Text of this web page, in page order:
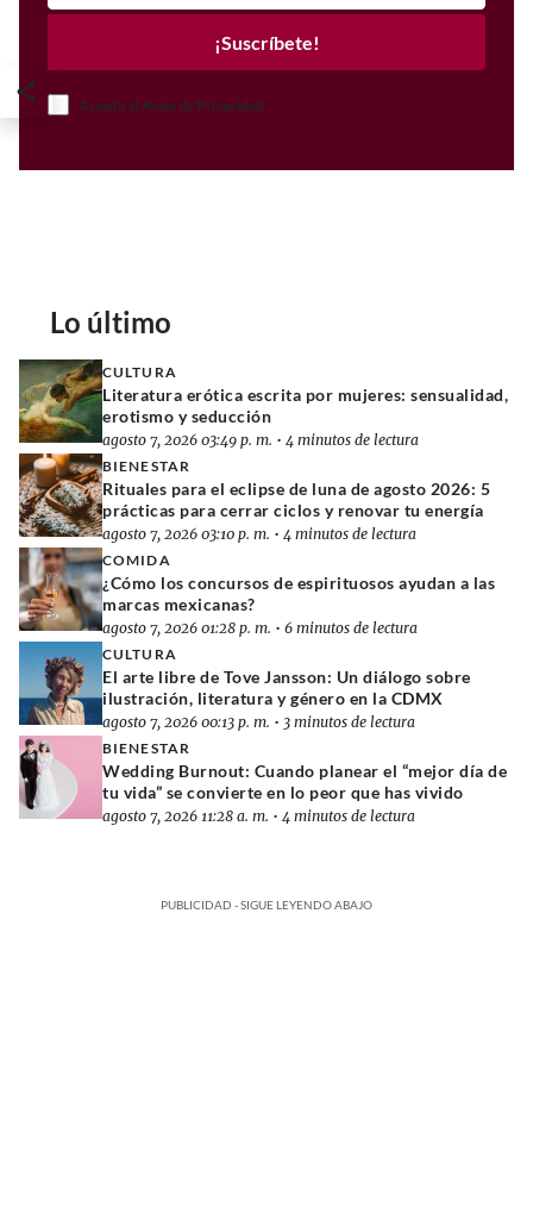
¡Suscríbete!
Acepto el Aviso de Privacidad
Lo último
CULTURA
Literatura erótica escrita por mujeres: sensualidad,
erotismo y seducción
agosto 7, 2026 03:49 p. m. • 4 minutos de lectura
BIENESTAR
Rituales para el eclipse de luna de agosto 2026: 5
prácticas para cerrar ciclos y renovar tu energía
agosto 7, 2026 03:10 p. m. • 4 minutos de lectura
COMIDA
¿Cómo los concursos de espirituosos ayudan a las
marcas mexicanas?
agosto 7, 2026 01:28 p. m. • 6 minutos de lectura
CULTURA
El arte libre de Tove Jansson: Un diálogo sobre
ilustración, literatura y género en la CDMX
agosto 7, 2026 00:13 p. m. • 3 minutos de lectura
BIENESTAR
Wedding Burnout: Cuando planear el “mejor día de
tu vida” se convierte en lo peor que has vivido
agosto 7, 2026 11:28 a. m. • 4 minutos de lectura
PUBLICIDAD - SIGUE LEYENDO ABAJO